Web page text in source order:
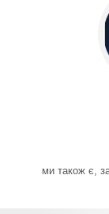
ми також є,